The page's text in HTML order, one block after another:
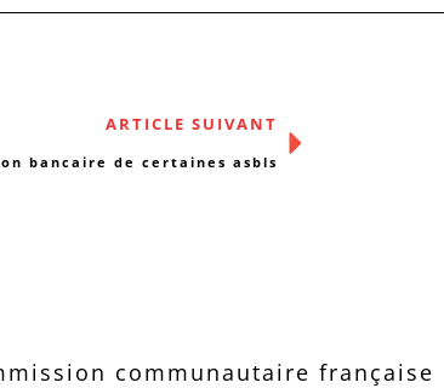
ARTICLE SUIVANT
bancaire de certaines asbls
communautaire